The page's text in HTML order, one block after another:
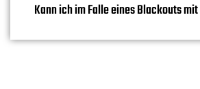
Kann ich im Falle eines Blackouts